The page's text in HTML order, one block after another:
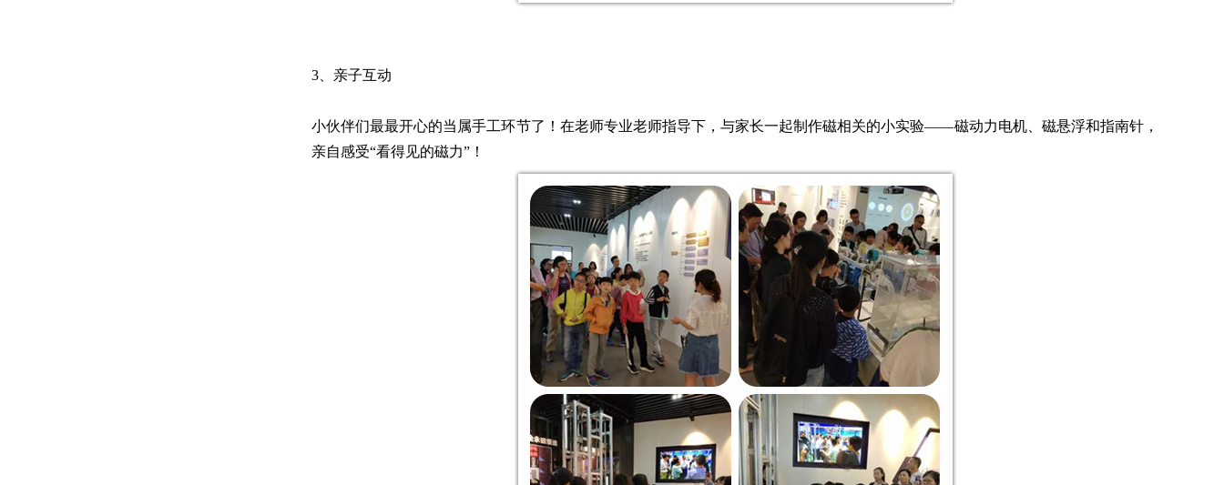
3、亲子互动
小伙伴们最最开心的当属手工环节了！在老师专业老师指导下，与家长一起制作磁相关的小实验——磁动力电机、磁悬浮和指南针，
亲自感受“看得见的磁力”！